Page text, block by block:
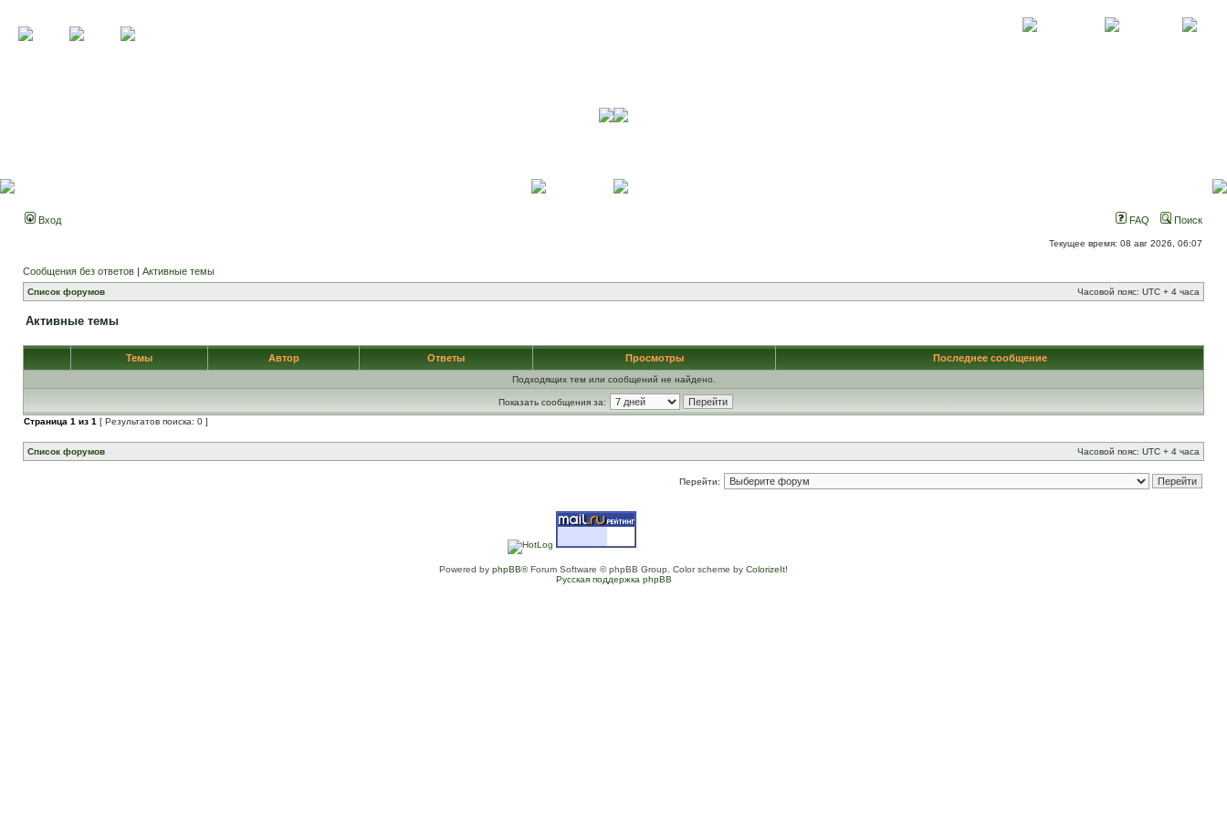
Вход FAQ Поиск
Текущее время: 08 авг 2026, 06:07
Сообщения без ответов | Активные темы
Список форумов Часовой пояс: UTC + 4 часа
Активные темы
Темы Автор Ответы Просмотры Последнее сообщение
Подходящих тем или сообщений не найдено.
Показать сообщения за:
Страница 1 из 1 [ Результатов поиска: 0 ]
Список форумов Часовой пояс: UTC + 4 часа
Перейти:
Powered by phpBB® Forum Software © phpBB Group. Color scheme by ColorizeIt!
Русская поддержка phpBB